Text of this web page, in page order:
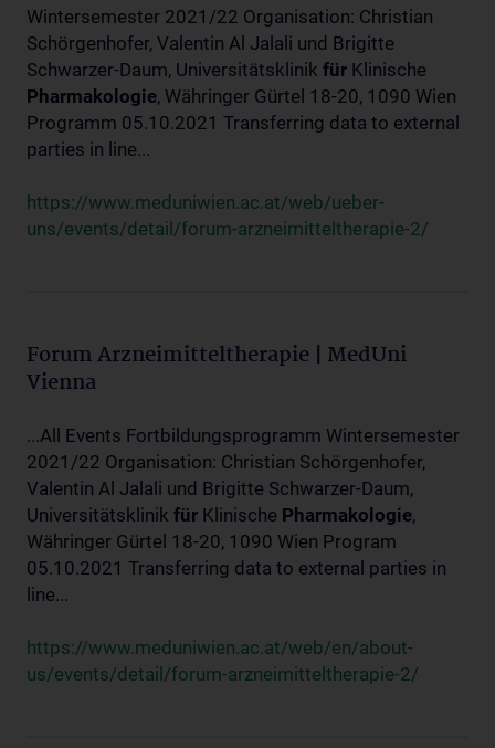
Wintersemester 2021/22 Organisation: Christian
Schörgenhofer, Valentin Al Jalali und Brigitte
Schwarzer-Daum, Universitätsklinik für Klinische
Pharmakologie, Währinger Gürtel 18-20, 1090 Wien
Programm 05.10.2021 Transferring data to external
parties in line...
https://www.meduniwien.ac.at/web/ueber-
uns/events/detail/forum-arzneimitteltherapie-2/
Forum Arzneimitteltherapie | MedUni
Vienna
...All Events Fortbildungsprogramm Wintersemester
2021/22 Organisation: Christian Schörgenhofer,
Valentin Al Jalali und Brigitte Schwarzer-Daum,
Universitätsklinik für Klinische Pharmakologie,
Währinger Gürtel 18-20, 1090 Wien Program
05.10.2021 Transferring data to external parties in
line...
https://www.meduniwien.ac.at/web/en/about-
us/events/detail/forum-arzneimitteltherapie-2/